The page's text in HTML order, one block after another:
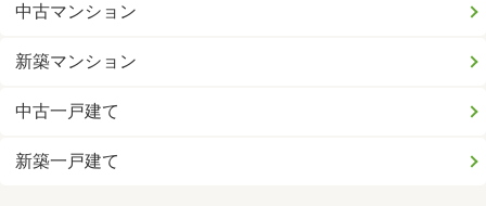
中古マンション
新築マンション
中古一戸建て
新築一戸建て